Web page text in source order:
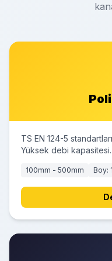
TS EN 124-5
Yüksek debi kapasitesi.
100mm - 500mm Boy: